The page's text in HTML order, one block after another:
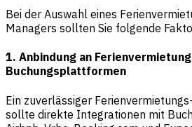
Bei der Auswahl eines
Managers sollten Sie folgende
1. Anbindung an
Buchungsplattformen
Ein zuverlässiger
sollte direkte Integrationen mit